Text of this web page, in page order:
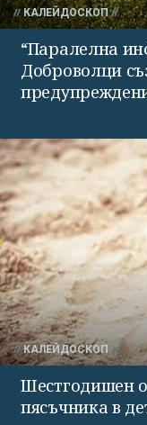
КАЛЕЙДОСКОП
“Паралелна
Доброволци
КАЛЕЙДОСКОП
Шестгодишен
пясъчника в